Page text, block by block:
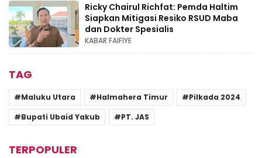
Ricky Chairul Richfat: Pemda Haltim
Siapkan Mitigasi Resiko RSUD Maba
dan Dokter Spesialis
KABAR FAIFIYE
TAG
Maluku Utara Halmahera Timur
Pilkada 2024
Bupati Ubaid Yakub
PT. JAS
TERPOPULER